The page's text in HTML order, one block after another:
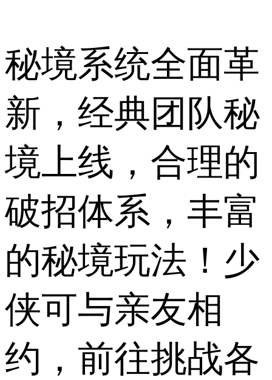
秘境系统全面革
新，经典团队秘
境上线，合理的
破招体系，丰富
的秘境玩法！少
侠可与亲友相
约，前往挑战各